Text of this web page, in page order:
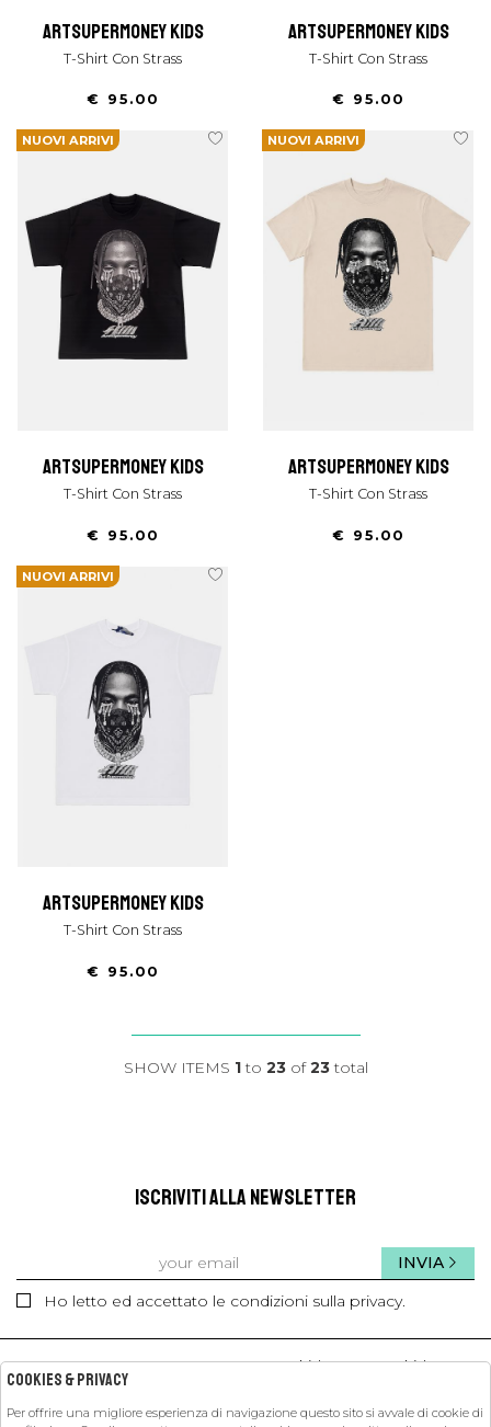
artsupermoney kids
T-Shirt Con Strass
€ 95.00
artsupermoney kids
T-Shirt Con Strass
€ 95.00
NUOVI ARRIVI
artsupermoney kids
T-Shirt Con Strass
€ 95.00
NUOVI ARRIVI
artsupermoney kids
T-Shirt Con Strass
€ 95.00
NUOVI ARRIVI
artsupermoney kids
T-Shirt Con Strass
€ 95.00
SHOW ITEMS 1to 23of23total
ISCRIVITI ALLA NEWSLETTER
Ho letto ed accettato le condizioni sulla privacy.
INVIA
kids kids
Cookies & Privacy
Per offrire una migliore esperienza di navigazione questo sito si avvale di cookie di